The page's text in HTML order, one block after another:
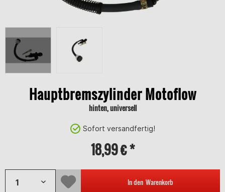
Hauptbremszylinder Motoflow
hinten, universell
Sofort versandfertig!
18,99 € *
In den Warenkorb